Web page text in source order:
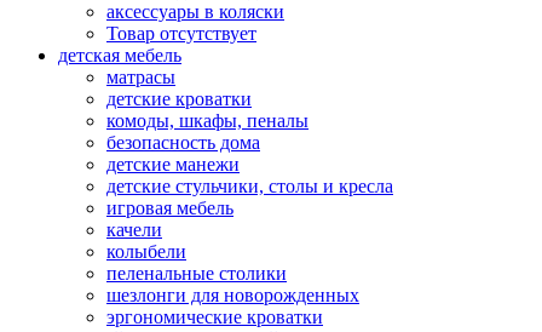
аксессуары в коляски
Товар отсутствует
детская мебель
матрасы
детские кроватки
комоды, шкафы, пеналы
безопасность дома
детские манежи
детские стульчики, столы и кресла
игровая мебель
качели
колыбели
пеленальные столики
шезлонги для новорожденных
эргономические кроватки